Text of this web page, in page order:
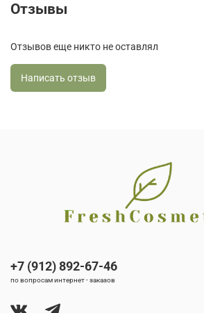
Отзывы
Отзывов еще никто не оставлял
Написать отзыв
+7 (912) 892-67-46
по вопросам интернет - заказов